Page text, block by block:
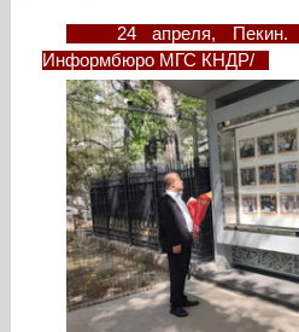
24 апреля, Пекин.
Информбюро МГС КНДР/